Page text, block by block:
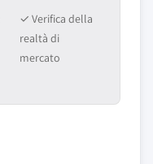
✓ Verifica della
realtà di
mercato